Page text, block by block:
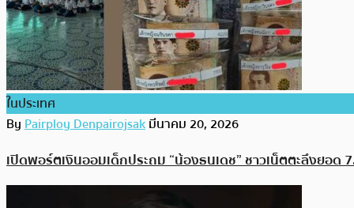
ในประเทศ
ByPairploy Denpairojsakมีนาคม 20, 2026
เปิดพอร์ตเงินออมเด็กประถม “น้องธนเดช” ชาวเน็ตตะลึงยอด